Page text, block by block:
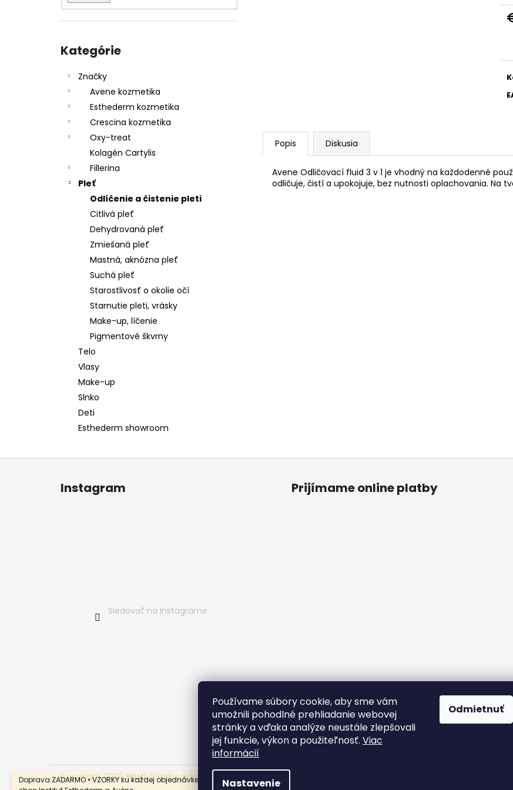
Používame súbory cookie, aby sme vám
umožnili pohodlné prehliadanie webovej
stránky a vďaka analýze neustále zlepšovali
jej funkcie, výkon a použiteľnosť. Viac
informácií
Nastavenie
Odmietnuť
Doprava ZADARMO • VZORKY ku každej objednávke • AUTORIZOVANÝ e-
kategórie
Kategórie
Značky
Avene kozmetika
Esthederm kozmetika
Crescina kozmetika
Oxy-treat
Kolagén Cartylis
Fillerina
Pleť
Odlíčenie a čistenie pleti
Citlivá pleť
Dehydrovaná pleť
Zmiešaná pleť
Mastná, aknózna pleť
Suchá pleť
Starostlivosť o okolie očí
Starnutie pleti, vrásky
Make-up, líčenie
Pigmentové škvrny
Telo
Vlasy
Make-up
Slnko
Deti
Esthederm showroom
Popis Diskusia
Avene Odličovací fluid 3 v 1 je vhodný na každodenné
odličuje, čistí a upokojuje, bez nutnosti oplachovania. Na
Instagram
Sledovať na Instagrame
Prijímame online platby
Copyright 2026Bjuti. Všetky práva vyhradené.